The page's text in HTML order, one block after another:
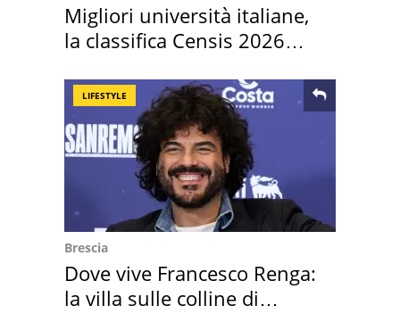
Migliori università italiane,
la classifica Censis 2026
LIFESTYLE
Brescia
Dove vive Francesco Renga:
la villa sulle colline di